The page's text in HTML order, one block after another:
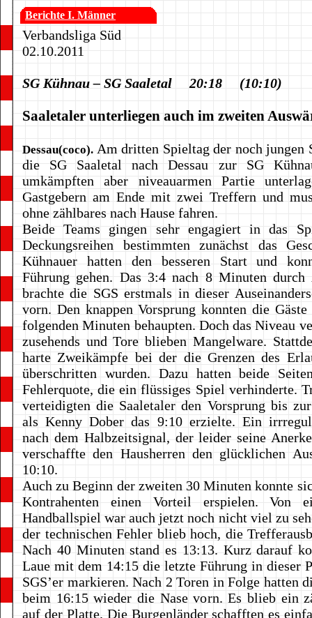
Berichte I. Männer
Verbandsliga Süd
02.10.2011
SG Kühnau – SG Saaletal 20:18 (10:10)
Saaletaler unterliegen auch im zweiten
Dessau(coco). Am dritten Spieltag der noch jungen
die SG Saaletal nach Dessau zur SG
umkämpften aber niveauarmen Partie
Gastgebern am Ende mit zwei Treffern und
ohne zählbares nach Hause fahren.
Beide Teams gingen sehr engagiert in das
Deckungsreihen bestimmten zunächst das
Kühnauer hatten den besseren Start und
Führung gehen. Das 3:4 nach 8 Minuten durch
brachte die SGS erstmals in dieser
vorn. Den knappen Vorsprung konnten die
folgenden Minuten behaupten. Doch das Niveau
zusehends und Tore blieben Mangelware.
harte Zweikämpfe bei der die Grenzen des
überschritten wurden. Dazu hatten beide
Fehlerquote, die ein flüssiges Spiel verhinderte.
verteidigten die Saaletaler den Vorsprung bis
als Kenny Dober das 9:10 erzielte. Ein
nach dem Halbzeitsignal, der leider seine
verschaffte den Hausherren den glücklichen
10:10.
Auch zu Beginn der zweiten 30 Minuten konnte
Kontrahenten einen Vorteil erspielen. Von
Handballspiel war auch jetzt noch nicht viel zu
der technischen Fehler blieb hoch, die
Nach 40 Minuten stand es 13:13. Kurz darauf
Laue mit dem 14:15 die letzte Führung in dieser
SGS’er markieren. Nach 2 Toren in Folge hatten
beim 16:15 wieder die Nase vorn. Es blieb ein
auf der Platte. Die Burgenländer schafften es